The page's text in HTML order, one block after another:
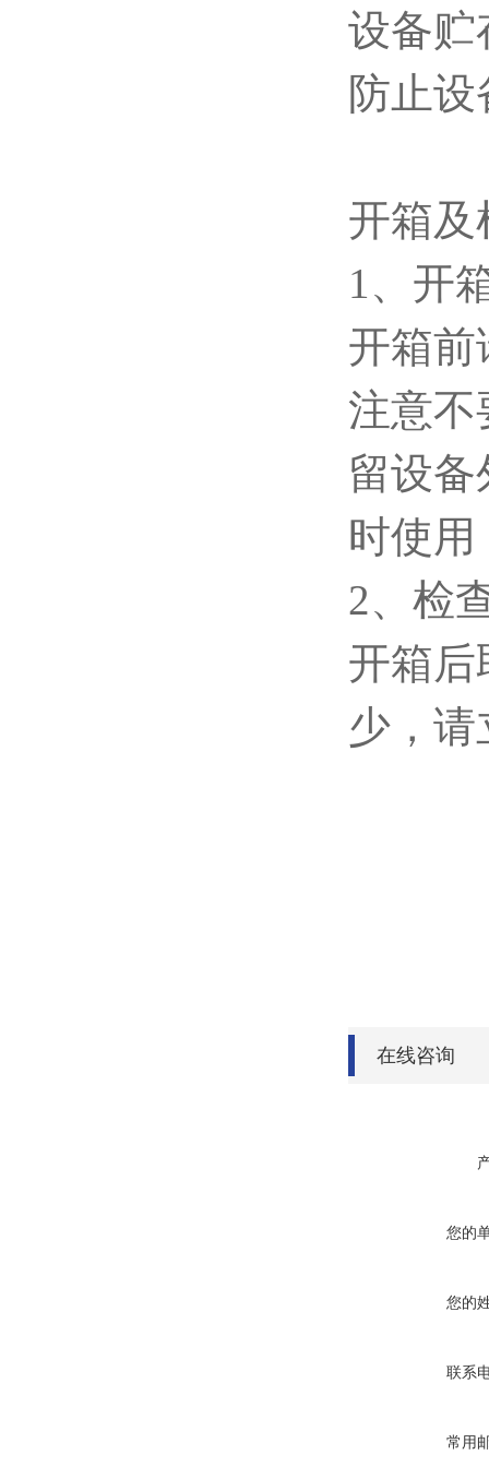
设备贮
防止
开箱及
1、开
开箱前
注意不
留设
时使
2、检
开箱后
少，
在线咨询
您的
您的
联系
常用